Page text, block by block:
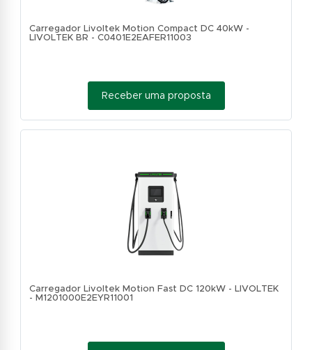
Carregador Livoltek Motion Compact DC 40kW -
LIVOLTEK BR - C0401E2EAFER11003
Receber uma proposta
Carregador Livoltek Motion Fast DC 120kW - LIVOLTEK
- M1201000E2EYR11001